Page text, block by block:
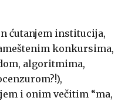
ćutanjem institucija,
konkursima,
algoritmima,
i onim večitim “ma,